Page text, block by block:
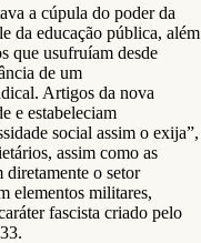
a cúpula do poder da
da educação pública, além
que usufruíam desde
de um
Artigos da nova
e estabeleciam
social assim o exija”,
assim como as
diretamente o setor
elementos militares,
fascista criado pelo